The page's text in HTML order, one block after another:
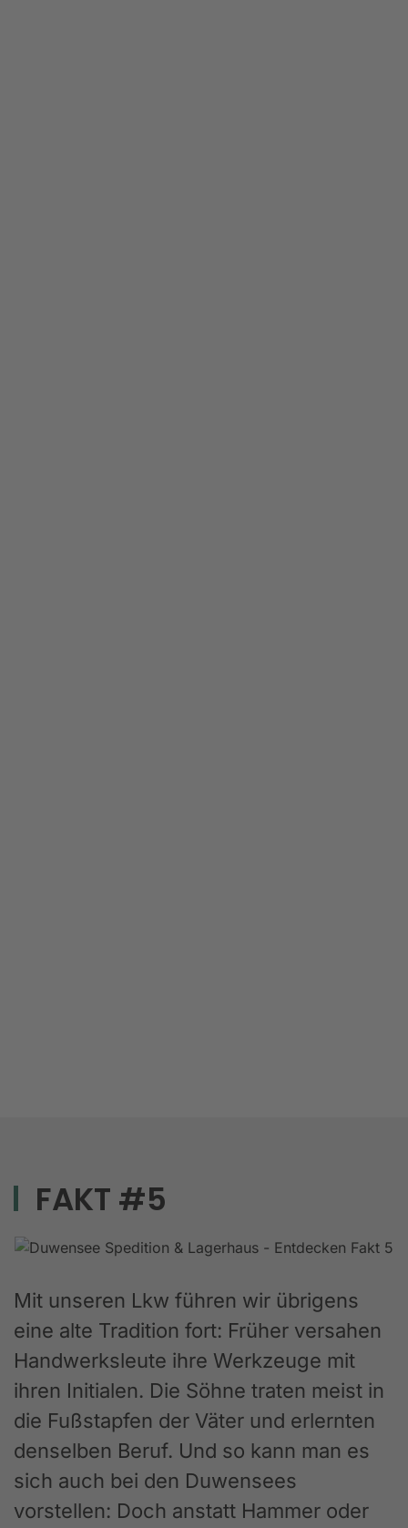
FAKT #5
Mit unseren Lkw führen wir übrigens
eine alte Tradition fort: Früher versahen
Handwerksleute ihre Werkzeuge mit
ihren Initialen. Die Söhne traten meist in
die Fußstapfen der Väter und erlernten
denselben Beruf. Und so kann man es
sich auch bei den Duwensees
vorstellen: Doch anstatt Hammer oder